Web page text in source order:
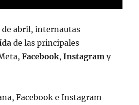
de abril, internautas
de las principales
Facebook, Instagram y
Facebook e Instagram